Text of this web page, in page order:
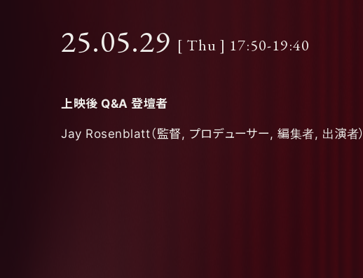
25.05.29 [ Thu ] 17:50-19:40
上映後 Q&A登壇者
Jay Rosenblatt（監督, プロデューサー, 編集者, 出演者）